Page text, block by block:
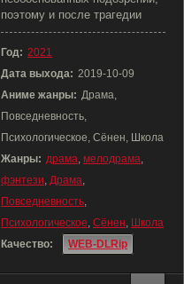
поэтому и после трагедии
Год: 2021
Дата выхода: 2019-10-09
Аниме жанры: Драма,
Повседневность,
Психологическое, Сёнен, Школа
Жанры: драма, мелодрама,
фэнтези, Драма,
Повседневность,
Психологическое, Сёнен, Школа
Качество:
WEB-DLRip